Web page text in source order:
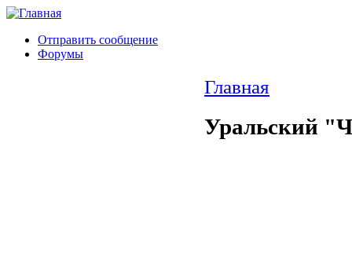
Отправить сообщение
Форумы
Главная
Уральский